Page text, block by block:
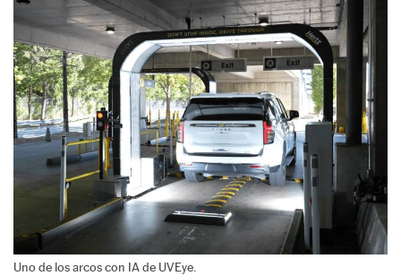
Uno de los arcos con IA de UVEye.